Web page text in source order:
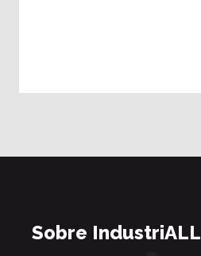
Sobre IndustriALL